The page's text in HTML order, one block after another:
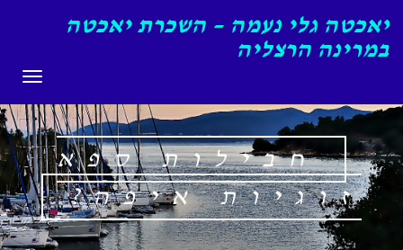
יאכטה גלי נעמה – השכרת יאכטה
במרינה הרצליה
חבילות ספא
זוגיות איפה?